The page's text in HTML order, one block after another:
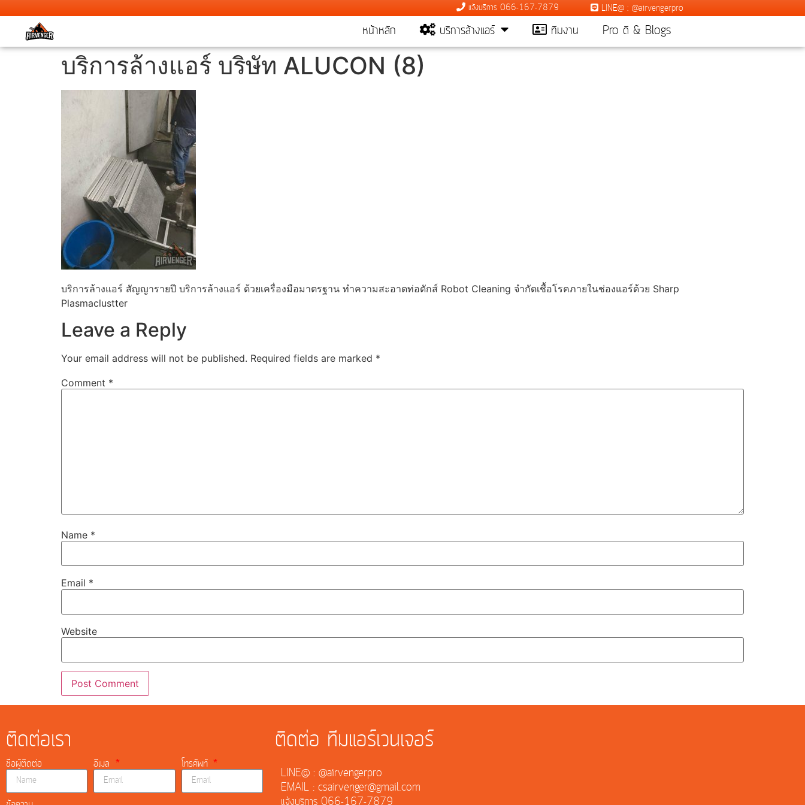
แจ้งบริการ 066-167-7879 LINE@ : @airvengerpro
หน้าหลัก บริการล้างแอร์ ทีมงาน Pro ดี & Blogs
บริการล้างแอร์ บริษัท ALUCON (8)
บริการล้างแอร์ สัญญารายปี บริการล้างแอร์ ด้วยเครื่องมือมาตรฐาน ทำความสะอาดท่อดักส์ Robot Cleaning จำกัดเชื้อโรคภายในช่องแอร์ด้วย Sharp
Plasmaclustter
Leave a Reply
Your email address will not be published. Required fields are marked *
Comment *
Name *
Email *
Website
ติดต่อเรา
ชื่อผู้ติดต่อ อีเมล โทรศัพท์
ติดต่อ ทีมแอร์เวนเจอร์
LINE@ : @airvengerpro
EMAIL : csairvenger@gmail.com